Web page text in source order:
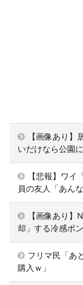
【画像あり
いだけなら公園
【悲報】ワ
員の友人「あん
【画像あり
却」する冷感ポ
フリマ民「あ
購入ｗ」